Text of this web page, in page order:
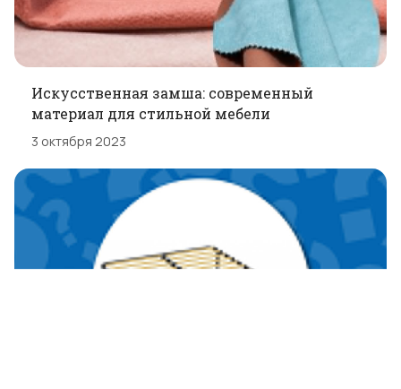
Искусственная замша: современный
материал для стильной мебели
3 октября 2023